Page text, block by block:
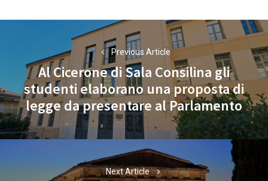
Previous Article
Previous
post:
Al Cicerone di Sala Consilina gli
studenti elaborano una proposta di
legge da presentare al Parlamento
Next Article